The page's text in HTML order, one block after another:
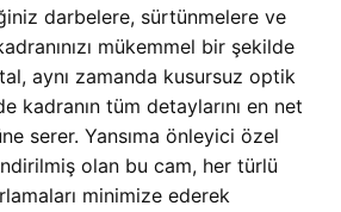
darbelere, sürtünmelere ve
mükemmel bir şekilde
aynı zamanda kusursuz optik
kadranın tüm detaylarını en net
serer. Yansıma önleyici özel
olan bu cam, her türlü
minimize ederek